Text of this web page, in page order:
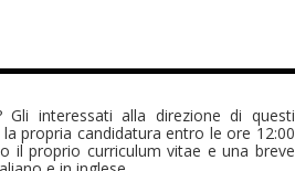
Gli interessati alla direzione di questi
propria candidatura entro le ore 12:00
il proprio curriculum vitae e una breve